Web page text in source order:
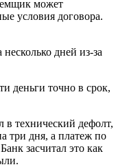
может
условия договора.
дней из-за
деньги точно в срок,
технический дефолт,
три дня, а платеж по
засчитал это как